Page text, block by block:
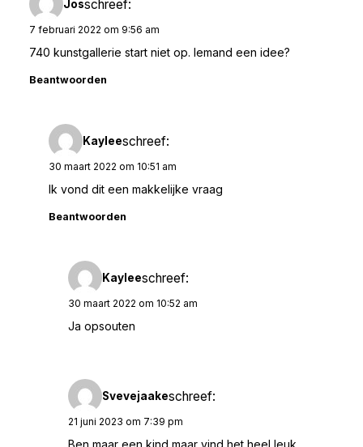
Josschreef:
7 februari 2022 om 9:56 am
740 kunstgallerie start niet op. Iemand een idee?
Beantwoorden
Kayleeschreef:
30 maart 2022 om 10:51 am
Ik vond dit een makkelijke vraag
Beantwoorden
Kayleeschreef:
30 maart 2022 om 10:52 am
Ja opsouten
Svevejaakeschreef:
21 juni 2023 om 7:39 pm